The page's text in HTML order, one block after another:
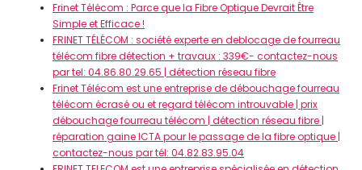
Frinet Télécom : Parce que la Fibre Optique Devrait Être
Simple et Efficace !
FRINET TÉLÉCOM : société experte en deblocage de fourreau
télécom fibre détection + travaux : 339€- contactez-nous
par tel: 04.86.80.29.65 | détection réseau fibre
Frinet Télécom est une entreprise de débouchage fourreau
télécom écrasé ou et regard télécom introuvable | prix
débouchage fourreau télécom | détection réseau fibre |
réparation gaine ICTA pour le passage de la fibre optique |
contactez-nous par tél: 04.82.83.95.04